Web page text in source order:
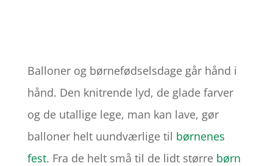
Balloner og børnefødselsdage går hånd i
hånd. Den knitrende lyd, de glade farver
og de utallige lege, man kan lave, gør
balloner helt uundværlige til børnenes
fest. Fra de helt små til de lidt større børn